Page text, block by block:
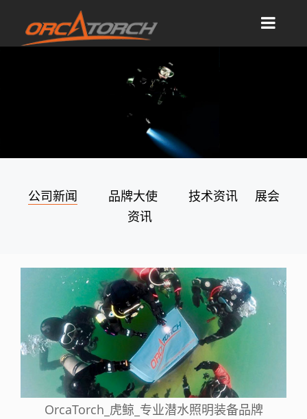
公司新闻 品牌大使 技术资讯
展会
资讯
OrcaTorch_虎鲸_专业潜水照明装备品牌